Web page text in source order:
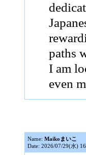
paths
I am
even
Name: Maikoまいこ
Date: 2026/07/29(水)